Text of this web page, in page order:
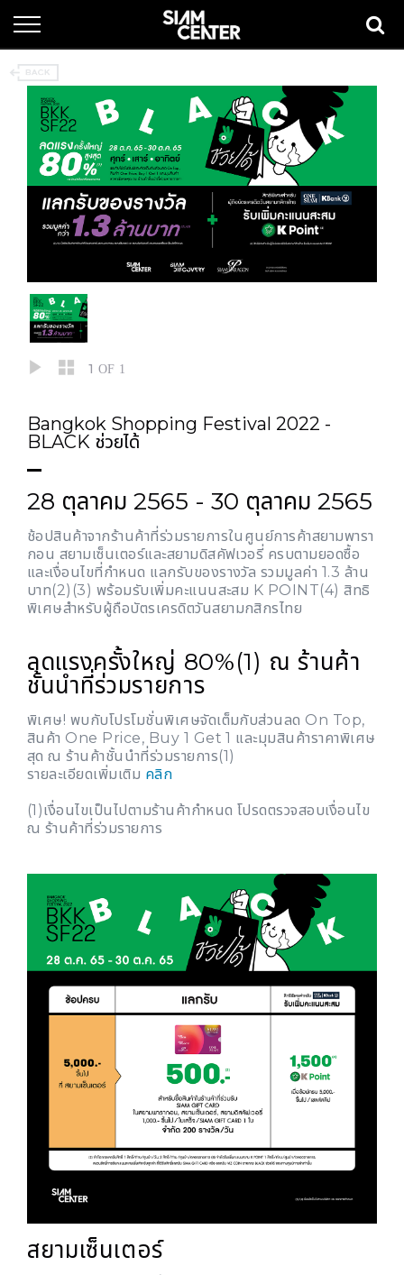
1 OF 1
Bangkok Shopping Festival 2022 -
BLACK ช่วยได้
28 ตุลาคม 2565 - 30 ตุลาคม 2565
ช้อปสินค้าจากร้านค้าที่ร่วมรายการในศูนย์การค้าสยามพารา
กอน สยามเซ็นเตอร์และสยามดิสคัฟเวอรี่ ครบตามยอดซื้อ
และเงื่อนไขที่กำหนด แลกรับของรางวัล รวมมูลค่า 1.3 ล้าน
บาท(2)(3) พร้อมรับเพิ่มคะแนนสะสม K POINT(4) สิทธิ
พิเศษสำหรับผู้ถือบัตรเครดิตวันสยามกสิกรไทย
ลดแรงครั้งใหญ่ 80%(1) ณ ร้านค้า
ชั้นนำที่ร่วมรายการ
พิเศษ! พบกับโปรโมชั่นพิเศษจัดเต็มกับส่วนลด On Top,
สินค้า One Price, Buy 1 Get 1 และมุมสินค้าราคาพิเศษ
สุด ณ ร้านค้าชั้นนำที่ร่วมรายการ(1)
รายละเอียดเพิ่มเติม คลิก
(1)เงื่อนไขเป็นไปตามร้านค้ากำหนด โปรดตรวจสอบเงื่อนไข
ณ ร้านค้าที่ร่วมรายการ
สยามเซ็นเตอร์